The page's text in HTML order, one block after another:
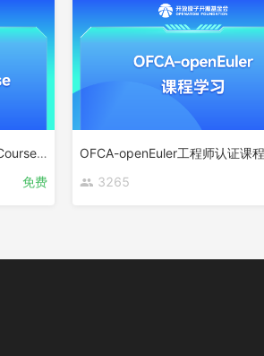
OFCA-openEuler Certification Course(English Version)
免费
OFCA-openEuler工程师认证课程
3265